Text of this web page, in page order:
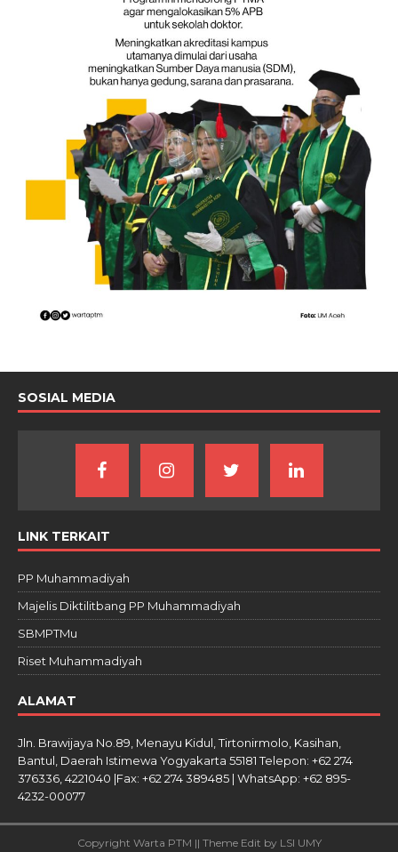
SOSIAL MEDIA
LINK TERKAIT
PP Muhammadiyah
Majelis Diktilitbang PP Muhammadiyah
SBMPTMu
Riset Muhammadiyah
ALAMAT
Jln. Brawijaya No.89, Menayu Kidul, Tirtonirmolo, Kasihan,
Bantul, Daerah Istimewa Yogyakarta 55181 Telepon: +62 274
376336, 4221040 |Fax: +62 274 389485 | WhatsApp: +62 895-
4232-00077
Copyright Warta PTM || Theme Edit by LSI UMY